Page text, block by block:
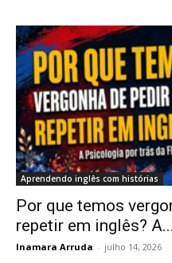
Aprendendo inglês com histórias
Por que temos
repetir em inglês? A...
Inamara Arruda - julho 14, 2026